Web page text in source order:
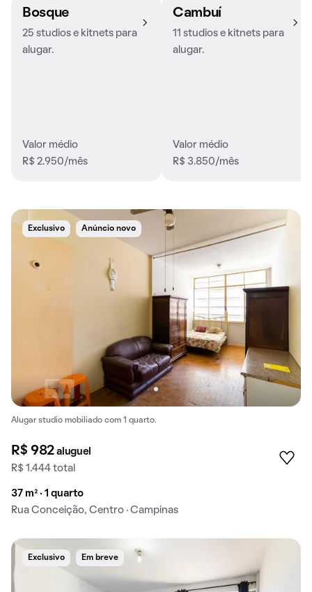
Bosque
25 studios e kitnets para
alugar.
Valor médio
R$ 2.950/mês
Cambuí
11 studios e kitnets para
alugar.
Valor médio
R$ 3.850/mês
Exclusivo Anúncio novo
Alugar studio mobiliado com 1 quarto.
R$ 982aluguel
R$ 1.444 total
37 m² · 1 quarto
Rua Conceição, Centro · Campinas
Exclusivo Em breve